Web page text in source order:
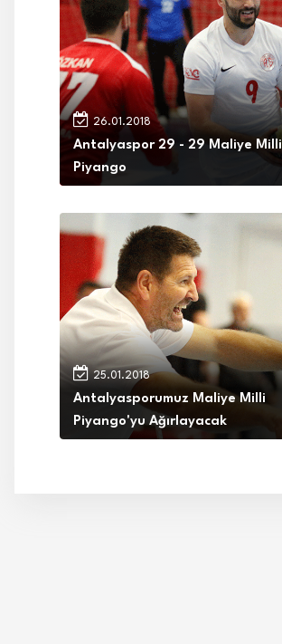
26.01.2018
Antalyaspor 29 - 29 Maliye Milli
Piyango
25.01.2018
Antalyasporumuz Maliye Milli
Piyango'yu Ağırlayacak